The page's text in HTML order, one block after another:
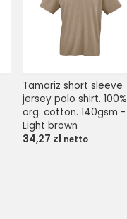
Tamariz short sleeve
jersey polo shirt. 100%
org. cotton. 140gsm -
Light brown
34,27 zł netto